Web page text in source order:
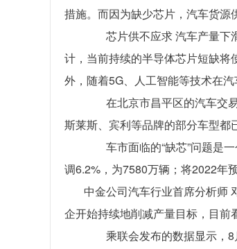
措施。而因为缺少芯片，汽车货源
芯片供不应求 汽车产量下滑
计，当前持续的半导体芯片短缺
外，随着5G、人工智能等技术在
在北京市昌平区的汽车交易
斯莱斯、宾利等品牌的部分车型都
车市面临的“缺芯”问题是一
调6.2%，为7580万辆；将2022年
中金公司汽车行业首席分析师
企开始持续地削减产量目标，目前
乘联会发布的数据显示，8